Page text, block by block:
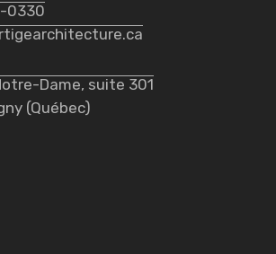
0330
Dame, suite 301
(Québec)